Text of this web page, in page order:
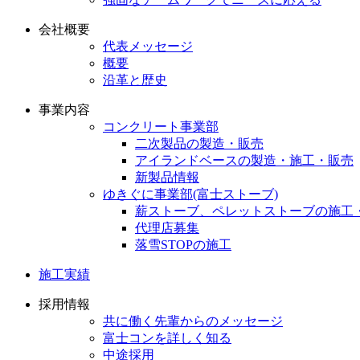
会社概要
代表メッセージ
概要
沿革と歴史
事業内容
コンクリート事業部
二次製品の製造・販売
アイランドベースの製造・施工・販売
新製品情報
ゆきぐに事業部(富士ストーブ)
薪ストーブ、ペレットストーブの施工
代理店募集
落雪STOPの施工
施工実績
採用情報
共に働く先輩からのメッセージ
富士コンを詳しく知る
中途採用